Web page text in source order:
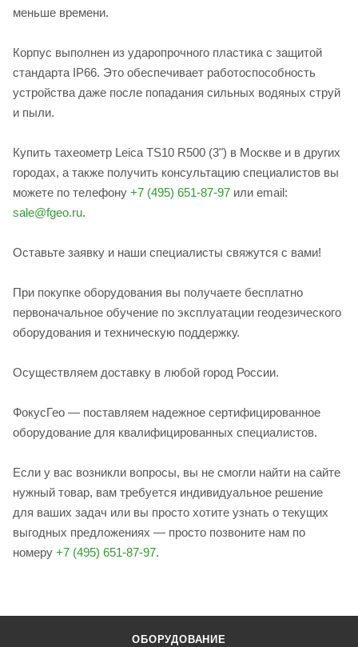
меньше времени.
Корпус выполнен из ударопрочного пластика с защитой
стандарта IP66. Это обеспечивает работоспособность
устройства даже после попадания сильных водяных струй
и пыли.
Купить тахеометр Leica TS10 R500 (3") в Москве и в других
городах, а также получить консультацию специалистов вы
можете по телефону +7 (495) 651-87-97 или email:
sale@fgeo.ru.
Оставьте заявку и наши специалисты свяжутся с вами!
При покупке оборудования вы получаете бесплатно
первоначальное обучение по эксплуатации геодезического
оборудования и техническую поддержку.
Осуществляем доставку в любой город России.
ФокусГео — поставляем надежное сертифицированное
оборудование для квалифицированных специалистов.
Если у вас возникли вопросы, вы не смогли найти на сайте
нужный товар, вам требуется индивидуальное решение
для ваших задач или вы просто хотите узнать о текущих
выгодных предложениях — просто позвоните нам по
номеру +7 (495) 651-87-97.
ОБОРУДОВАНИЕ